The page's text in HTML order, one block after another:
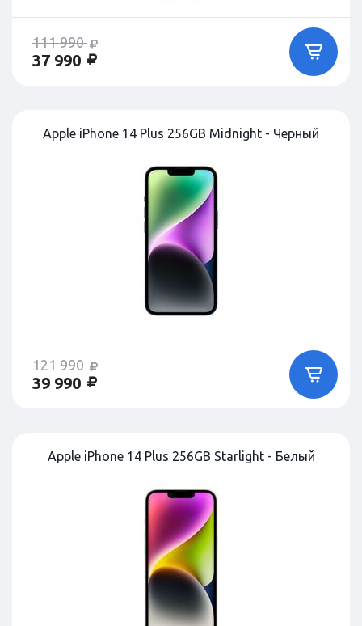
111 990
37 990
Apple iPhone 14 Plus 256GB Midnight - Черный
121 990
39 990
Apple iPhone 14 Plus 256GB Starlight - Белый